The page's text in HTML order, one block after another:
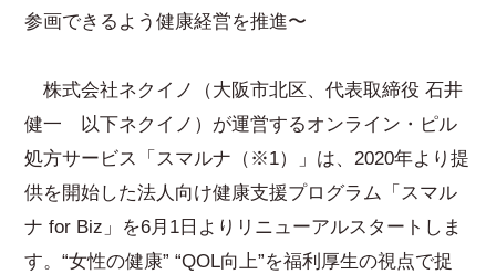
参画できるよう健康経営を推進〜
株式会社ネクイノ（大阪市北区、代表取締役 石井
健一 以下ネクイノ）が運営するオンライン・ピル
処方サービス「スマルナ（※1）」は、2020年より提
供を開始した法人向け健康支援プログラム「スマル
ナ for Biz」を6月1日よりリニューアルスタートしま
す。“女性の健康” “QOL向上”を福利厚生の視点で捉